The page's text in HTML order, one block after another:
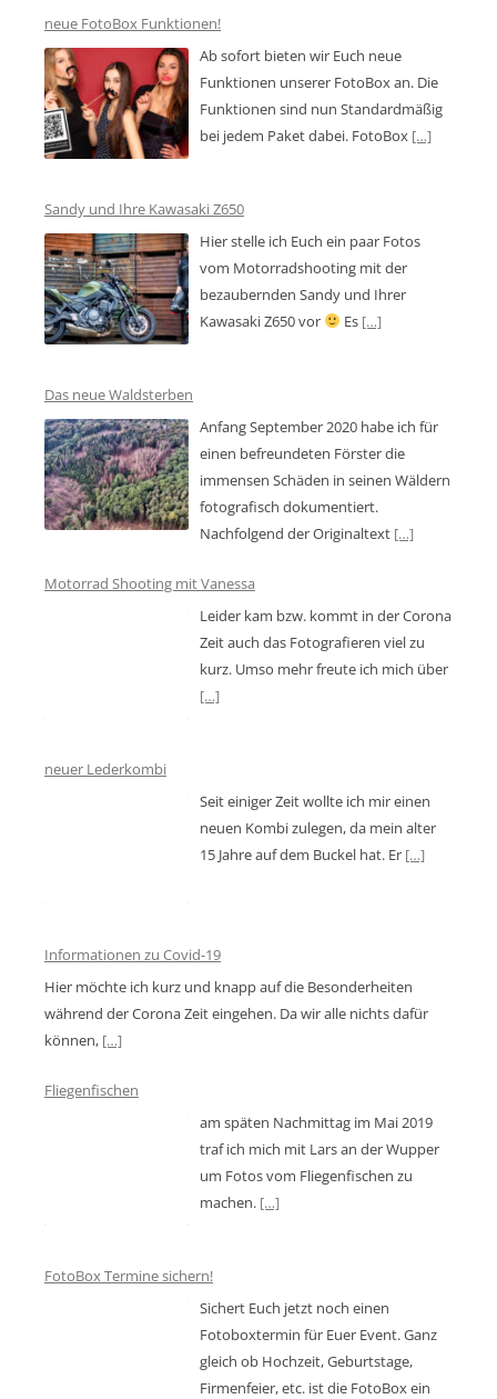
neue FotoBox Funktionen!
Ab sofort bieten wir Euch neue
Funktionen unserer FotoBox an. Die
Funktionen sind nun Standardmäßig
bei jedem Paket dabei. FotoBox […]
Sandy und Ihre Kawasaki Z650
Hier stelle ich Euch ein paar Fotos
vom Motorradshooting mit der
bezaubernden Sandy und Ihrer
Kawasaki Z650 vor
Es […]
Das neue Waldsterben
Anfang September 2020 habe ich für
einen befreundeten Förster die
immensen Schäden in seinen Wäldern
fotografisch dokumentiert.
Nachfolgend der Originaltext […]
Motorrad Shooting mit Vanessa
Leider kam bzw. kommt in der Corona
Zeit auch das Fotografieren viel zu
kurz. Umso mehr freute ich mich über
[…]
neuer Lederkombi
Seit einiger Zeit wollte ich mir einen
neuen Kombi zulegen, da mein alter
15 Jahre auf dem Buckel hat. Er […]
Informationen zu Covid-19
Hier möchte ich kurz und knapp auf die Besonderheiten
während der Corona Zeit eingehen. Da wir alle nichts dafür
können, […]
Fliegenfischen
am späten Nachmittag im Mai 2019
traf ich mich mit Lars an der Wupper
um Fotos vom Fliegenfischen zu
machen. […]
FotoBox Termine sichern!
Sichert Euch jetzt noch einen
Fotoboxtermin für Euer Event. Ganz
gleich ob Hochzeit, Geburtstage,
Firmenfeier, etc. ist die FotoBox ein